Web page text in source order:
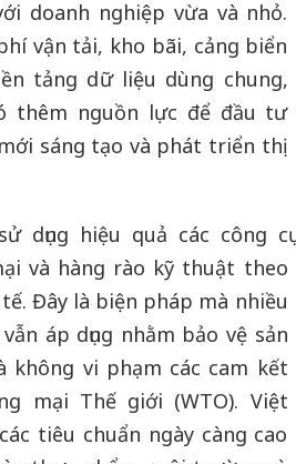
doanh nghiệp vừa và nhỏ.
vận tải, kho bãi, cảng biển
tảng dữ liệu dùng chung,
thêm nguồn lực để đầu tư
sáng tạo và phát triển thị
dụng hiệu quả các công cụ
và hàng rào kỹ thuật theo
Đây là biện pháp mà nhiều
áp dụng nhằm bảo vệ sản
không vi phạm các cam kết
mại Thế giới (WTO). Việt
tiêu chuẩn ngày càng cao